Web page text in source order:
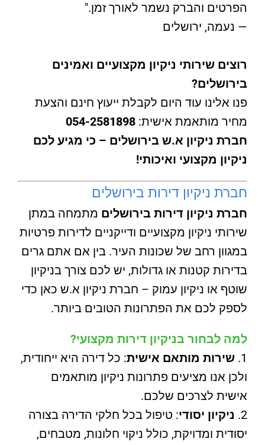
הפרטים והברק נשמר לאורך זמן."
— נעמה, ירושלים
רוצים שירותי ניקיון מקצועיים ואמינים
בירושלים?
פנו אלינו עוד היום לקבלת ייעוץ חינם והצעת
מחיר מותאמת אישית: 054-2581898
חברת ניקיון א.ש בירושלים – כי מגיע לכם
ניקיון מקצועי ואיכותי!
חברת ניקיון דירות בירושלים
חברת ניקיון דירות בירושלים מתמחה במתן
שירותי ניקיון מקצועיים ודייקניים לדירות פרטיות
במגוון רחב של שכונות העיר. בין אם אתם גרים
בדירות קטנות או גדולות, יש לכם צורך בניקיון
שוטף או ניקיון עמוק – חברת ניקיון א.ש כאן כדי
לספק לכם את הפתרונות הטובים ביותר.
למה לבחור בניקיון דירות מקצועי?
שירות מותאם אישית: כל דירה היא ייחודית,
ולכן אנו מציעים פתרונות ניקיון מותאמים
אישית לצרכים שלכם.
ניקיון יסודי: טיפול בכל חלקי הדירה בצורה
יסודית ומדויקת, כולל ניקוי חלונות, מטבחים,